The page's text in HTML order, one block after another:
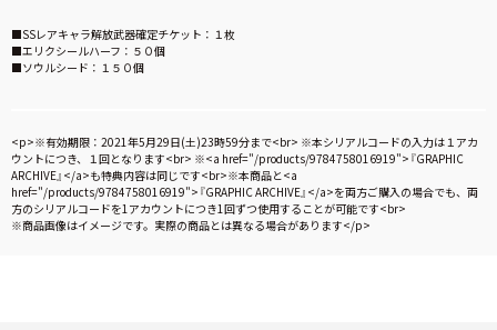
■SSレアキャラ解放武器確定チケット：１枚
■エリクシールハーフ：５０個
■ソウルシード：１５０個
<p>※有効期限：2021年5月29日(土)23時59分まで<br> ※本シリアルコードの入力は１アカ
ウントにつき、１回となります<br> ※<a href="/products/9784758016919">『GRAPHIC
ARCHIVE』</a>も特典内容は同じです<br>※本商品と<a
href="/products/9784758016919">『GRAPHIC ARCHIVE』</a>を両方ご購入の場合でも、両
方のシリアルコードを1アカウントにつき1回ずつ使用することが可能です<br>
※商品画像はイメージです。実際の商品とは異なる場合があります</p>